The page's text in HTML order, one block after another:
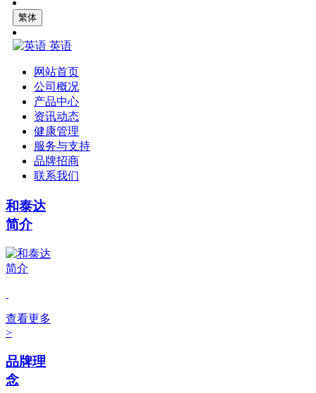
繁体
英语
网站首页
公司概况
产品中心
资讯动态
健康管理
服务与支持
品牌招商
联系我们
和泰达
简介
查看更多
>
品牌理
念